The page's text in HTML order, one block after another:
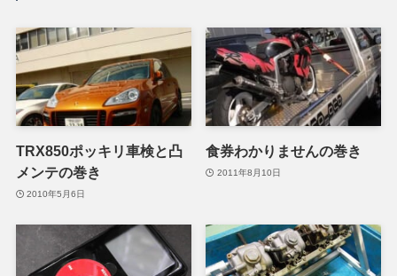
TRX850ポッキリ車検と凸
メンテの巻き
2010年5月6日
食券わかりませんの巻き
2011年8月10日